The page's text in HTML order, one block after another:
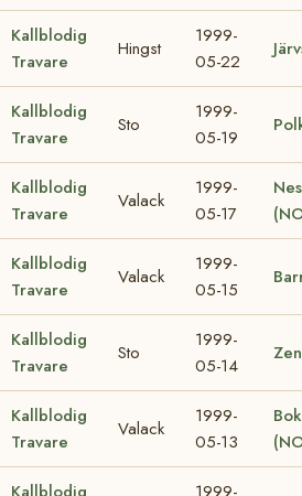
Kallblodig
Travare
Hingst
1999-
05-22
Kallblodig
Travare
Sto
1999-
05-19
Kallblodig
Travare
Valack
1999-
05-17
Kallblodig
Travare
Valack
1999-
05-15
Kallblodig
Travare
Sto
1999-
05-14
Kallblodig
Travare
Valack
1999-
05-13
Kallblodig
1999-